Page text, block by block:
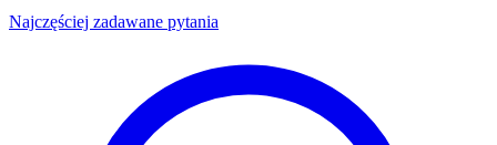
Najczęściej zadawane pytania